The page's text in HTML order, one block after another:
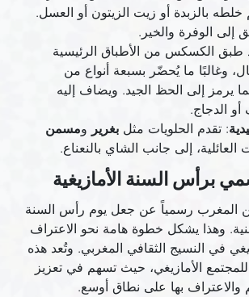
خلطه بالزبدة أو زيت الزيتون أو العسل.
إلى الوفرة والخير.
طبق الكسكس من الأطباق الرئيسية
وغالبًا ما يُحضّر بسبعة أنواع من
يرمز إلى الحظ الجيد. ويضاف إليه
الدجاج.
: تقدم الحلويات مثل بغرير ومسمن
العائلية، إلى جانب الشاي بالنعناع.
برأس السنة الأمازيغية
2024، أعلن المغرب رسمياً عن جعل يوم رأس السنة
وهذا يشكل خطوة هامة نحو الاعتراف
في النسيج الثقافي المغربي. وتُعد هذه
للمجتمع الأمازيغي، حيث تسهم في تعزيز
والاعتراف بها على نطاق أوسع.